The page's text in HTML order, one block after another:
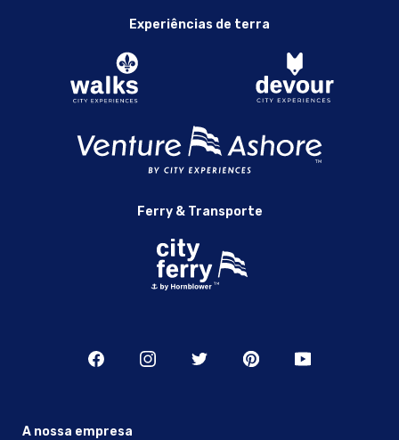
Experiências de terra
Ferry & Transporte
A nossa empresa